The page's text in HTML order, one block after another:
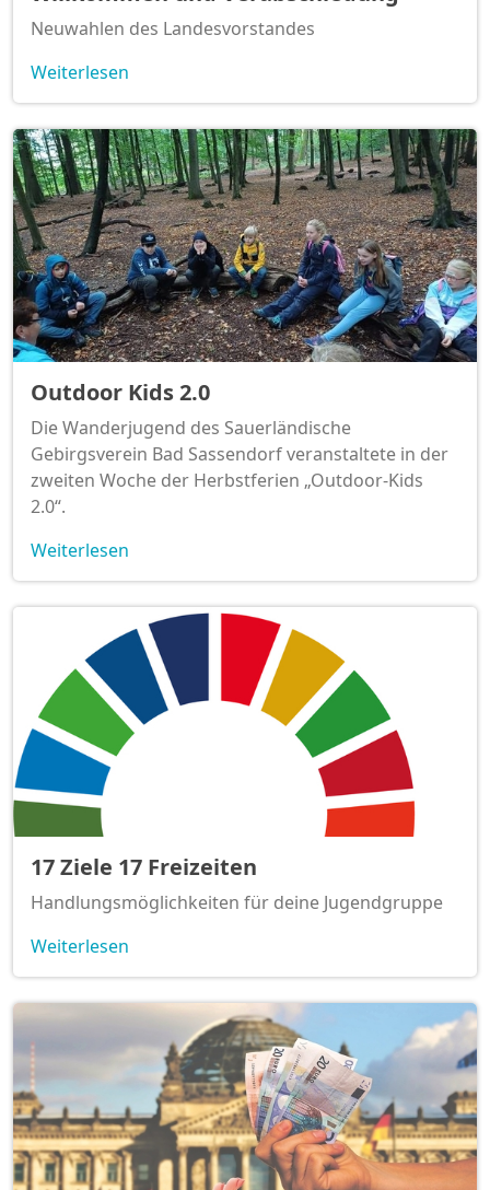
Neuwahlen des Landesvorstandes
Weiterlesen
Outdoor Kids 2.0
Die Wanderjugend des Sauerländische
Gebirgsverein Bad Sassendorf veranstaltete in der
zweiten Woche der Herbstferien „Outdoor-Kids
2.0“.
Weiterlesen
17 Ziele 17 Freizeiten
Handlungsmöglichkeiten für deine Jugendgruppe
Weiterlesen